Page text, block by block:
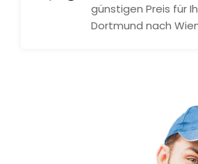
günstigen Preis für
Dortmund nach